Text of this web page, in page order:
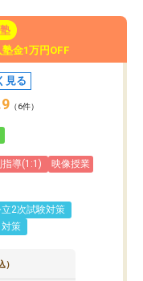
塾金1万円OFF
見る
（6件）
指導(1:1)
映像授業
立2次試験対策
策
）